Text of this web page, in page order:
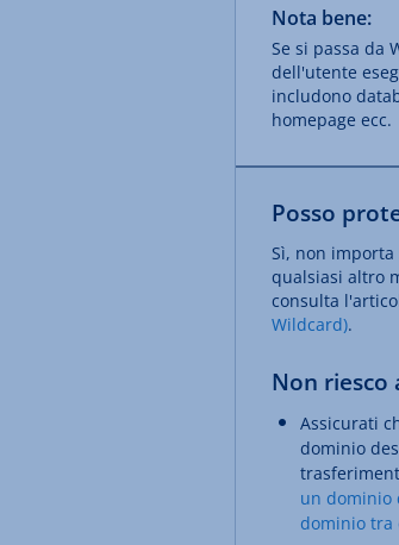
Nota bene:
Se si passa da
dell'utente
includono
homepage ecc.
Posso
Sì, non
qualsiasi altro
consulta
Wildcard).
Non riesco
Assicurati
dominio
un dominio
dominio tra